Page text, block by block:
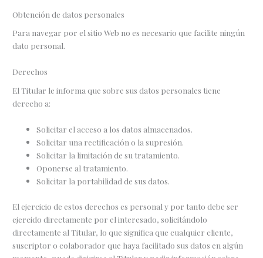
Obtención de datos personales
Para navegar por el sitio Web no es necesario que facilite ningún
dato personal.
Derechos
El Titular le informa que sobre sus datos personales tiene
derecho a:
Solicitar el acceso a los datos almacenados.
Solicitar una rectificación o la supresión.
Solicitar la limitación de su tratamiento.
Oponerse al tratamiento.
Solicitar la portabilidad de sus datos.
El ejercicio de estos derechos es personal y por tanto debe ser
ejercido directamente por el interesado, solicitándolo
directamente al Titular, lo que significa que cualquier cliente,
suscriptor o colaborador que haya facilitado sus datos en algún